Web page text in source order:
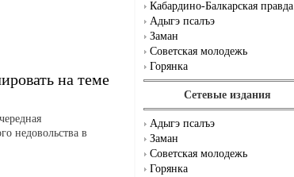
Кабардино-Балкарская правда
Адыгэ псалъэ
Заман
Советская молодежь
Горянка
Сетевые издания
Адыгэ псалъэ
Заман
Советская молодежь
Горянка
на теме
недовольства в